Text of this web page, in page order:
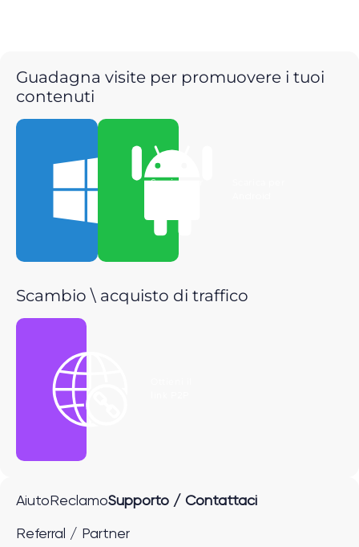
Guadagna visite per promuovere i tuoi
contenuti
Scarica per
Scambio \ acquisto di traffico
Aiuto ReclamoSupporto / Contattaci
Referral / Partner